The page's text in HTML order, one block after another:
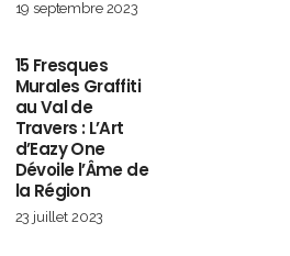
19 septembre 2023
15 Fresques
Murales Graffiti
au Val de
Travers : L’Art
d’Eazy One
Dévoile l’Âme de
la Région
23 juillet 2023